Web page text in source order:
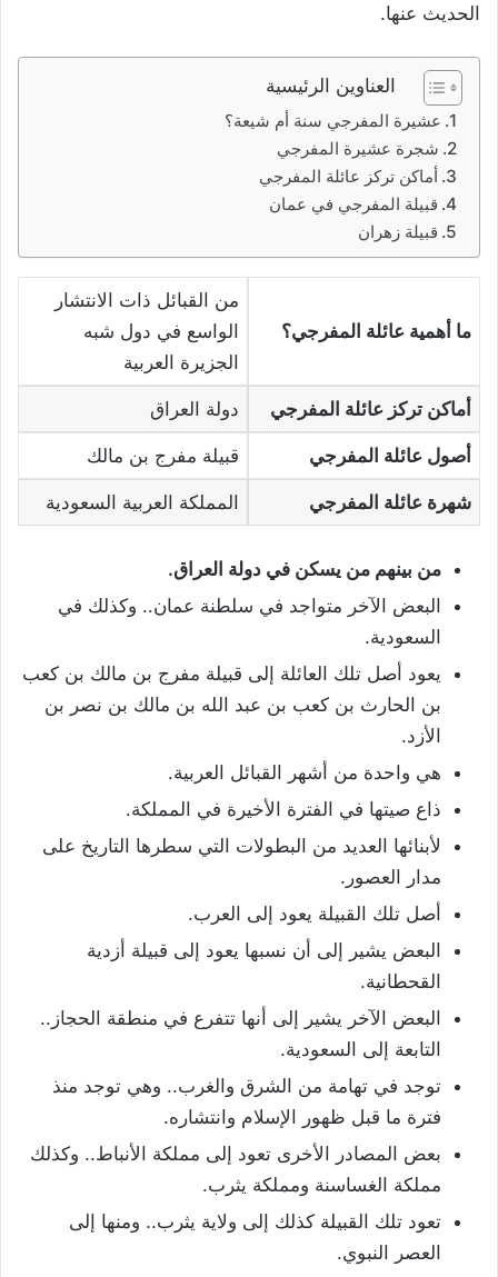
الحديث عنها.
العناوين الرئيسية
عشيرة المفرجي سنة أم شيعة؟
شجرة عشيرة المفرجي
أماكن تركز عائلة المفرجي
قبيلة المفرجي في عمان
قبيلة زهران
ما أهمية عائلة المفرجي؟
من القبائل ذات الانتشار
الواسع في دول شبه
الجزيرة العربية
أماكن تركز عائلة المفرجي دولة العراق
أصول عائلة المفرجي قبيلة مفرج بن مالك
شهرة عائلة المفرجي المملكة العربية السعودية
من بينهم من يسكن في دولة العراق.
البعض الآخر متواجد في سلطنة عمان.. وكذلك في
السعودية.
يعود أصل تلك العائلة إلى قبيلة مفرج بن مالك بن كعب
بن الحارث بن كعب بن عبد الله بن مالك بن نصر بن
الأزد.
هي واحدة من أشهر القبائل العربية.
ذاع صيتها في الفترة الأخيرة في المملكة.
لأبنائها العديد من البطولات التي سطرها التاريخ على
مدار العصور.
أصل تلك القبيلة يعود إلى العرب.
البعض يشير إلى أن نسبها يعود إلى قبيلة أزدية
القحطانية.
البعض الآخر يشير إلى أنها تتفرع في منطقة الحجاز..
التابعة إلى السعودية.
توجد في تهامة من الشرق والغرب.. وهي توجد منذ
فترة ما قبل ظهور الإسلام وانتشاره.
بعض المصادر الأخرى تعود إلى مملكة الأنباط.. وكذلك
مملكة الغساسنة ومملكة يثرب.
تعود تلك القبيلة كذلك إلى ولاية يثرب.. ومنها إلى
العصر النبوي.